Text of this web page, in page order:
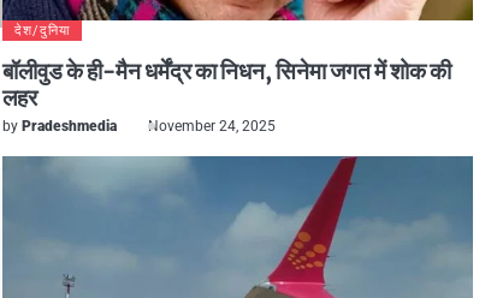
देश/दुनिया
बॉलीवुड के ही-मैन धर्मेंद्र का निधन, सिनेमा जगत में शोक की
लहर
by Pradeshmedia November 24, 2025